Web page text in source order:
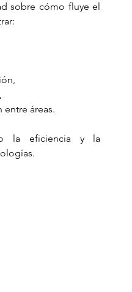
sobre cómo fluye el
áreas.
la eficiencia y la